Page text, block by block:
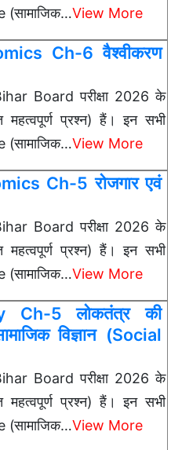
View More
Ch-6 वैश्वीकरण
Board परीक्षा 2026 के
प्रश्न) हैं। इन सभी
View More
Ch-5 रोजगार एवं
Board परीक्षा 2026 के
प्रश्न) हैं। इन सभी
View More
Ch-5 लोकतंत्र की
विज्ञान (Social
Board परीक्षा 2026 के
प्रश्न) हैं। इन सभी
View More